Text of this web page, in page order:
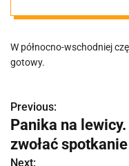
parku
W północno-wschodniej
gotowy.
N
a
Previous:
Panika na
zwołać
Next: